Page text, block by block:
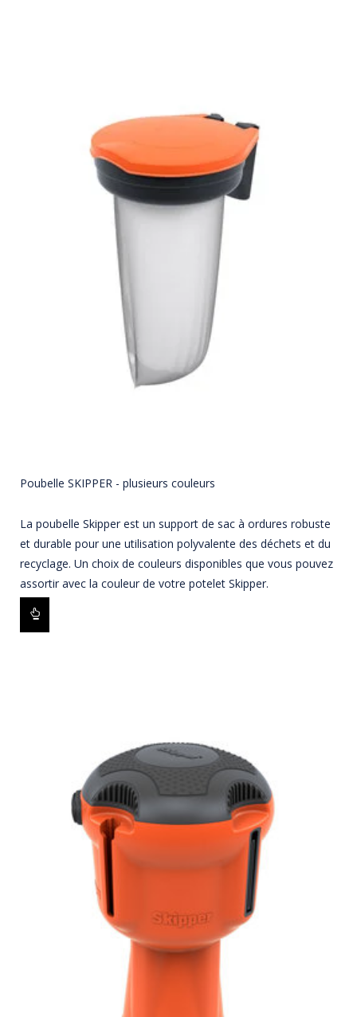
Poubelle SKIPPER - plusieurs couleurs
La poubelle Skipper est un support de sac à ordures robuste
et durable pour une utilisation polyvalente des déchets et du
recyclage. Un choix de couleurs disponibles que vous pouvez
assortir avec la couleur de votre potelet Skipper.